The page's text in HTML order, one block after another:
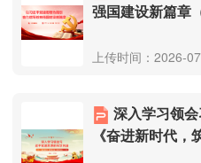
强国建设新篇章
上传时间：2026-
《奋进新时代